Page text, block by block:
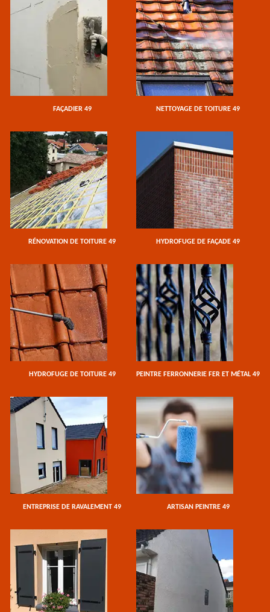
FAÇADIER 49 NETTOYAGE DE TOITURE 49
RÉNOVATION DE TOITURE 49 HYDROFUGE DE FAÇADE 49
HYDROFUGE DE TOITURE 49 PEINTRE FERRONNERIE FER ET MÉTAL 49
ENTREPRISE DE RAVALEMENT 49 ARTISAN PEINTRE 49